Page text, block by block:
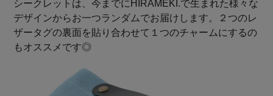
シークレットは、今までにHIRAMEKI.で生まれた様々な
デザインからお一つランダムでお届けします。２つのレ
ザータグの裏面を貼り合わせて１つのチャームにするの
もオススメです◎